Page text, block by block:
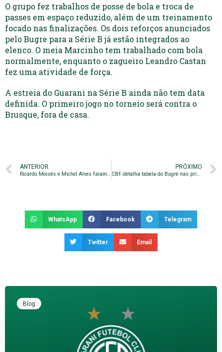
O grupo fez trabalhos de posse de bola e troca de
passes em espaço reduzido, além de um treinamento
focado nas finalizações. Os dois reforços anunciados
pelo Bugre para a Série B já estão integrados ao
elenco. O meia Marcinho tem trabalhado com bola
normalmente, enquanto o zagueiro Leandro Castan
fez uma atividade de força.
A estreia do Guarani na Série B ainda não tem data
definida. O primeiro jogo no torneio será contra o
Brusque, fora de casa.
ANTERIOR
Ricardo Moisés e Michel Alves falam sobre planejamento do Bugre para Série B
PRÓXIMO
CBF detalha tabela do Bugre nas primeiras seis rodadas da Série B
WhatsApp Facebook Telegram
Twitter Email
Blog